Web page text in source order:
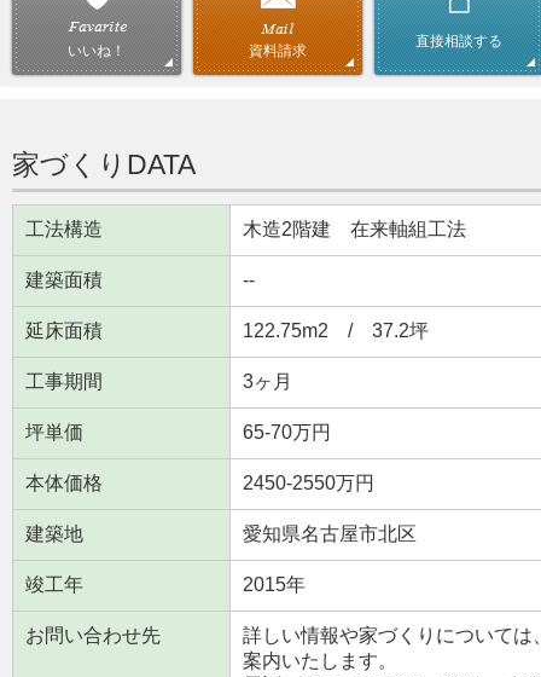
いいね！ 資料請求
直接相談する
家づくりDATA
工法構造 木造2階建 在来軸組工法
建築面積 --
延床面積 122.75m2 / 37.2坪
工事期間 3ヶ月
坪単価 65-70万円
本体価格 2450-2550万円
建築地 愛知県名古屋市北区
竣工年 2015年
お問い合わせ先
詳しい情報や家づくりについて
案内いたします。